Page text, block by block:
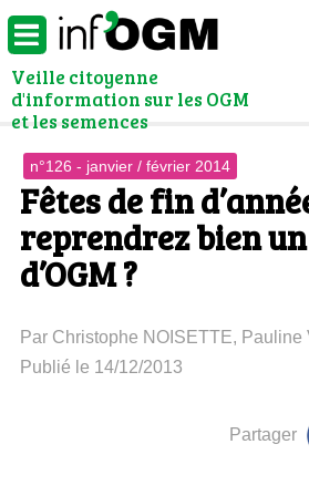
Veille citoyenne
d'information sur les OGM
et les semences
n°126 - janvier / février 2014
Fêtes de fin
reprendrez bien
d’OGM ?
Par Christophe NOISETTE, Pauline
Publié le 14/12/2013
Partager